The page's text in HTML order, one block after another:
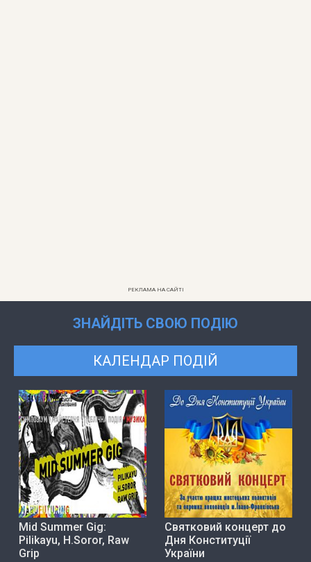
РЕКЛАМА НА САЙТІ
ЗНАЙДІТЬ СВОЮ ПОДІЮ
КАЛЕНДАР ПОДІЙ
Mid Summer Gig:
Pilikayu, H.Soror, Raw
Grip
Святковий концерт до
Дня Конституції
України